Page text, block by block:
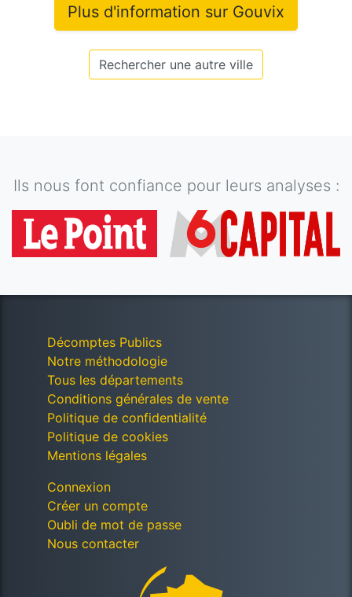
Plus d'information sur Gouvix
Rechercher une autre ville
Ils nous font confiance pour leurs analyses :
Décomptes Publics
Notre méthodologie
Tous les départements
Conditions générales de vente
Politique de confidentialité
Politique de cookies
Mentions légales
Connexion
Créer un compte
Oubli de mot de passe
Nous contacter